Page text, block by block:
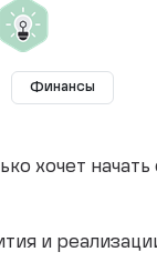
Финансы
хочет начать
и